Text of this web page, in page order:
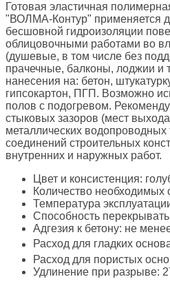
Готовая эластичная
"ВОЛМА-Контур" применяется
бесшовной гидроизоляции
облицовочными работами во
(душевые, в том числе без
прачечные, балконы, лоджии и
нанесения на: бетон,
гипсокартон, ПГП. Возможно
полов с подогревом.
стыковых зазоров (мест
металлических водопроводных
соединений строительных
внутренних и наружных работ.
Цвет и консистенция:
Количество необходимых
Температура
Способность
Адгезия к бетону: не
Расход для гладких
Расход для пористых
Удлинение при разрыве: